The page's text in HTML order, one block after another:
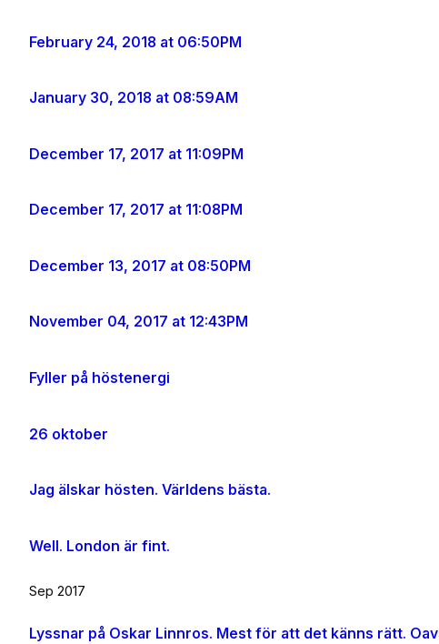
February 24, 2018 at 06:50PM
January 30, 2018 at 08:59AM
December 17, 2017 at 11:09PM
December 17, 2017 at 11:08PM
December 13, 2017 at 08:50PM
November 04, 2017 at 12:43PM
Fyller på höstenergi
26 oktober
Jag älskar hösten. Världens bästa.
Well. London är fint.
Sep 2017
Lyssnar på Oskar Linnros. Mest för att det känns rätt.